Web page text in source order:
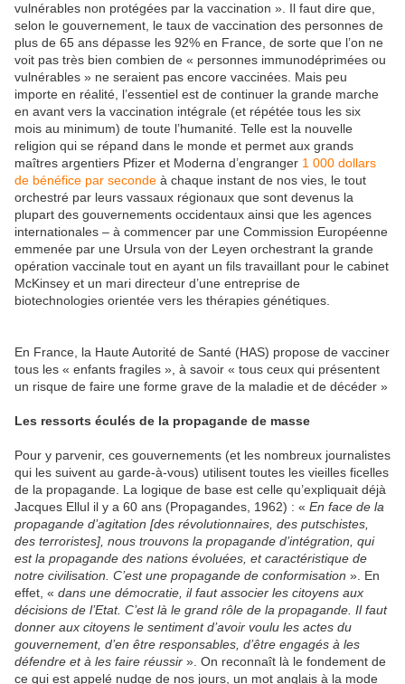
vulnérables non protégées par la vaccination ». Il faut dire que,
selon le gouvernement, le taux de vaccination des personnes de
plus de 65 ans dépasse les 92% en France, de sorte que l’on ne
voit pas très bien combien de « personnes immunodéprimées ou
vulnérables » ne seraient pas encore vaccinées. Mais peu
importe en réalité, l’essentiel est de continuer la grande marche
en avant vers la vaccination intégrale (et répétée tous les six
mois au minimum) de toute l’humanité. Telle est la nouvelle
religion qui se répand dans le monde et permet aux grands
maîtres argentiers Pfizer et Moderna d’engranger 1 000 dollars
de bénéfice par seconde à chaque instant de nos vies, le tout
orchestré par leurs vassaux régionaux que sont devenus la
plupart des gouvernements occidentaux ainsi que les agences
internationales – à commencer par une Commission Européenne
emmenée par une Ursula von der Leyen orchestrant la grande
opération vaccinale tout en ayant un fils travaillant pour le cabinet
McKinsey et un mari directeur d’une entreprise de
biotechnologies orientée vers les thérapies génétiques.
En France, la Haute Autorité de Santé (HAS) propose de vacciner
tous les « enfants fragiles », à savoir « tous ceux qui présentent
un risque de faire une forme grave de la maladie et de décéder »
Les ressorts éculés de la propagande de masse
Pour y parvenir, ces gouvernements (et les nombreux journalistes
qui les suivent au garde-à-vous) utilisent toutes les vieilles ficelles
de la propagande. La logique de base est celle qu’expliquait déjà
Jacques Ellul il y a 60 ans (Propagandes, 1962) : « En face de la
propagande d’agitation [des révolutionnaires, des putschistes,
des terroristes], nous trouvons la propagande d’intégration, qui
est la propagande des nations évoluées, et caractéristique de
notre civilisation. C’est une propagande de conformisation ». En
effet, « dans une démocratie, il faut associer les citoyens aux
décisions de l’Etat. C’est là le grand rôle de la propagande. Il faut
donner aux citoyens le sentiment d’avoir voulu les actes du
gouvernement, d’en être responsables, d’être engagés à les
défendre et à les faire réussir ». On reconnaît là le fondement de
ce qui est appelé nudge de nos jours, un mot anglais à la mode